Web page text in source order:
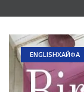
ENGLISHХАЙФА